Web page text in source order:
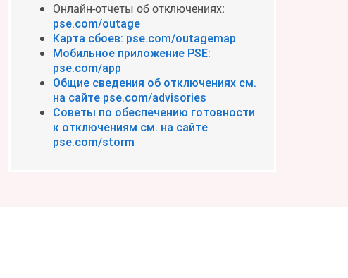
Онлайн-отчеты об отключениях:
pse.com/outage
Карта сбоев: pse.com/outagemap
Мобильное приложение PSE:
pse.com/app
Общие сведения об отключениях см.
на сайте pse.com/advisories
Советы по обеспечению готовности
к отключениям см. на сайте
pse.com/storm